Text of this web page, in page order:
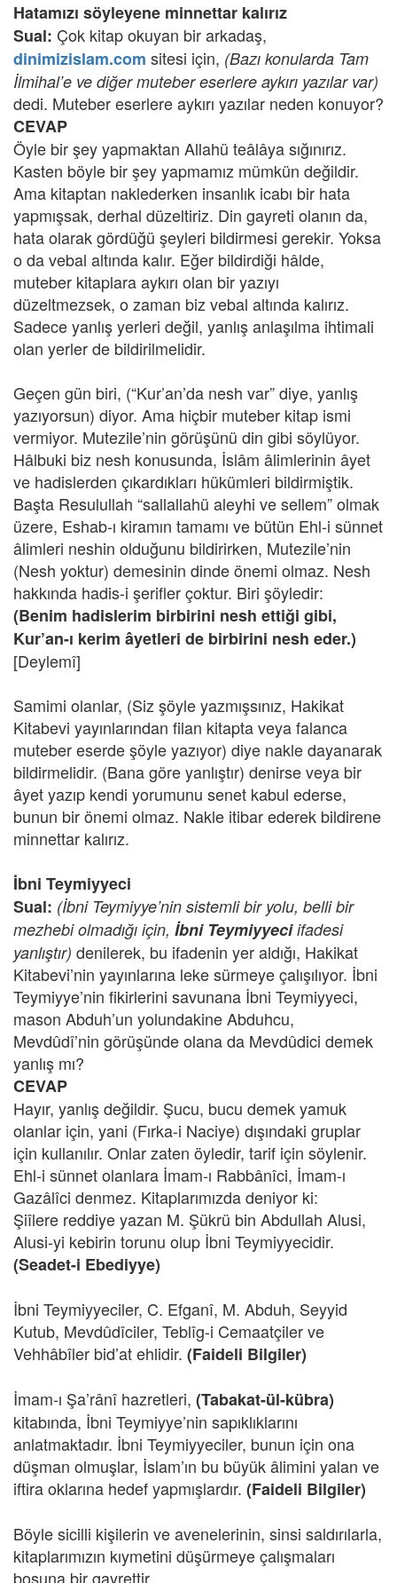
Hatamızı söyleyene minnettar kalırız
Sual: Çok kitap okuyan bir arkadaş,
dinimizislam.com sitesi için, (Bazı konularda Tam
İlmihal’e ve diğer muteber eserlere aykırı yazılar var)
dedi. Muteber eserlere aykırı yazılar neden konuyor?
CEVAP
Öyle bir şey yapmaktan Allahü teâlâya sığınırız.
Kasten böyle bir şey yapmamız mümkün değildir.
Ama kitaptan naklederken insanlık icabı bir hata
yapmışsak, derhal düzeltiriz. Din gayreti olanın da,
hata olarak gördüğü şeyleri bildirmesi gerekir. Yoksa
o da vebal altında kalır. Eğer bildirdiği hâlde,
muteber kitaplara aykırı olan bir yazıyı
düzeltmezsek, o zaman biz vebal altında kalırız.
Sadece yanlış yerleri değil, yanlış anlaşılma ihtimali
olan yerler de bildirilmelidir.
Geçen gün biri, (“Kur’an’da nesh var” diye, yanlış
yazıyorsun) diyor. Ama hiçbir muteber kitap ismi
vermiyor. Mutezile’nin görüşünü din gibi söylüyor.
Hâlbuki biz nesh konusunda, İslâm âlimlerinin âyet
ve hadislerden çıkardıkları hükümleri bildirmiştik.
Başta Resulullah “sallallahü aleyhi ve sellem” olmak
üzere, Eshab-ı kiramın tamamı ve bütün Ehl-i sünnet
âlimleri neshin olduğunu bildirirken, Mutezile’nin
(Nesh yoktur) demesinin dinde önemi olmaz. Nesh
hakkında hadis-i şerifler çoktur. Biri şöyledir:
(Benim hadislerim birbirini nesh ettiği gibi,
Kur’an-ı kerim âyetleri de birbirini nesh eder.)
[Deylemî]
Samimi olanlar, (Siz şöyle yazmışsınız, Hakikat
Kitabevi yayınlarından filan kitapta veya falanca
muteber eserde şöyle yazıyor) diye nakle dayanarak
bildirmelidir. (Bana göre yanlıştır) denirse veya bir
âyet yazıp kendi yorumunu senet kabul ederse,
bunun bir önemi olmaz. Nakle itibar ederek bildirene
minnettar kalırız.
İbni Teymiyyeci
Sual: (İbni Teymiyye’nin sistemli bir yolu, belli bir
mezhebi olmadığı için, İbni Teymiyyeciifadesi
yanlıştır) denilerek, bu ifadenin yer aldığı, Hakikat
Kitabevi’nin yayınlarına leke sürmeye çalışılıyor. İbni
Teymiyye’nin fikirlerini savunana İbni Teymiyyeci,
mason Abduh’un yolundakine Abduhcu,
Mevdûdî’nin görüşünde olana da Mevdûdici demek
yanlış mı?
CEVAP
Hayır, yanlış değildir. Şucu, bucu demek yamuk
olanlar için, yani (Fırka-i Naciye) dışındaki gruplar
için kullanılır. Onlar zaten öyledir, tarif için söylenir.
Ehl-i sünnet olanlara İmam-ı Rabbânîci, İmam-ı
Gazâlîci denmez. Kitaplarımızda deniyor ki:
Şiîlere reddiye yazan M. Şükrü bin Abdullah Alusi,
Alusi-yi kebirin torunu olup İbni Teymiyyecidir.
(Seadet-i Ebediyye)
İbni Teymiyyeciler, C. Efganî, M. Abduh, Seyyid
Kutub, Mevdûdîciler, Teblîg-i Cemaatçiler ve
Vehhâbîler bid’at ehlidir. (Faideli Bilgiler)
İmam-ı Şa’rânî hazretleri, (Tabakat-ül-kübra)
kitabında, İbni Teymiyye’nin sapıklıklarını
anlatmaktadır. İbni Teymiyyeciler, bunun için ona
düşman olmuşlar, İslam’ın bu büyük âlimini yalan ve
iftira oklarına hedef yapmışlardır. (Faideli Bilgiler)
Böyle sicilli kişilerin ve avenelerinin, sinsi saldırılarla,
kitaplarımızın kıymetini düşürmeye çalışmaları
boşuna bir gayrettir.